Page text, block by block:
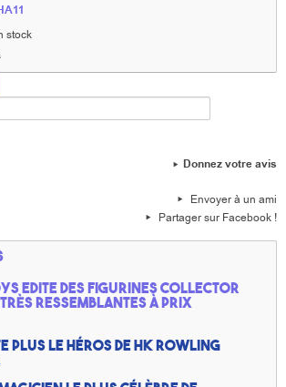
stock
Donnez votre avis
Envoyer à un ami
Partager sur Facebook !
edite des figurines collector
ressemblantes à prix
plus le héros de HK Rowling